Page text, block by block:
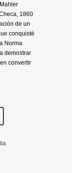
1860
de un
conquisté
Norma
demostrar
convertir